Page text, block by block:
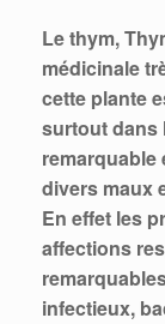
Le thym,
médicinale
cette plante
surtout dans
remarquable
divers maux
En effet les
affections
infectieux,